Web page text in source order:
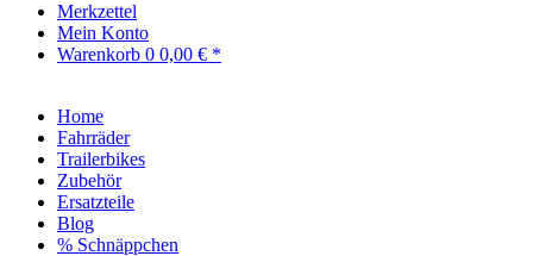
Merkzettel
Mein Konto
Warenkorb 0 0,00 € *
Home
Fahrräder
Trailerbikes
Zubehör
Ersatzteile
Blog
% Schnäppchen